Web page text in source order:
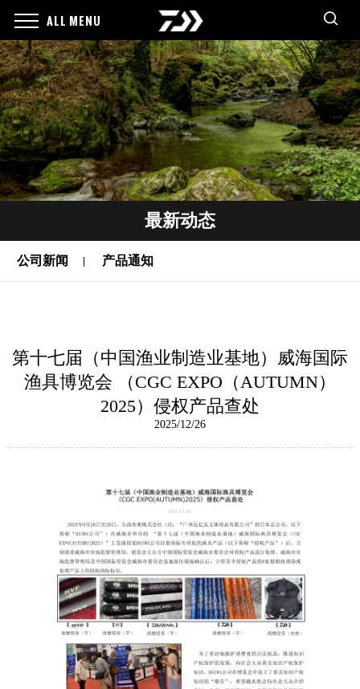
ALL MENU
最新动态
公司新闻 产品通知
第十七届（中国渔业制造业基地）威海国际
渔具博览会 （CGC EXPO（AUTUMN）
2025）侵权产品查处
2025/12/26